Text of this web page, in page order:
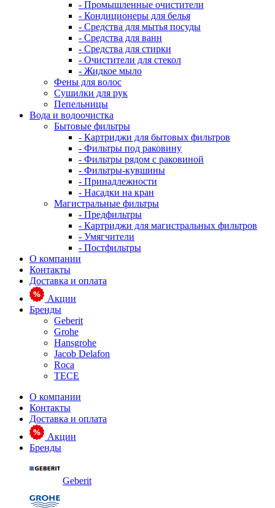
- Промышленные очистители
- Кондиционеры для белья
- Средства для мытья посуды
- Средства для ванн
- Средства для стирки
- Очистители для стекол
- Жидкое мыло
Фены для волос
Сушилки для рук
Пепельницы
Вода и водоочистка
Бытовые фильтры
- Картриджи для бытовых фильтров
- Фильтры под раковину
- Фильтры рядом с раковиной
- Фильтры-кувшины
- Принадлежности
- Насадки на кран
Магистральные фильтры
- Предфильтры
- Картриджи для магистральных фильтров
- Умягчители
- Постфильтры
О компании
Контакты
Доставка и оплата
Акции
Бренды
Geberit
Grohe
Hansgrohe
Jacob Delafon
Roca
TECE
О компании
Контакты
Доставка и оплата
Акции
Бренды
Geberit